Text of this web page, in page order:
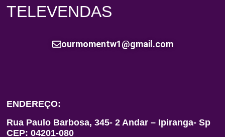
TELEVENDAS
ourmomentw1@gmail.com
ENDEREÇO:
Rua Paulo Barbosa, 345- 2 Andar – Ipiranga- Sp
CEP: 04201-080